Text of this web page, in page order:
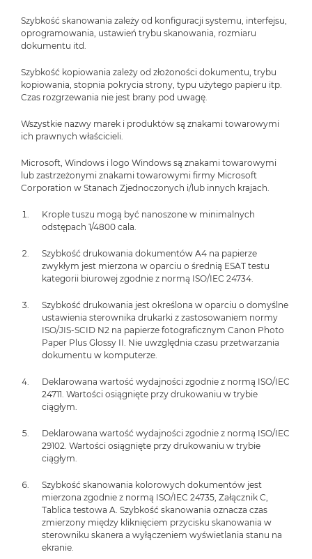
Szybkość skanowania zależy od konfiguracji systemu, interfejsu,
oprogramowania, ustawień trybu skanowania, rozmiaru
dokumentu itd.
Szybkość kopiowania zależy od złożoności dokumentu, trybu
kopiowania, stopnia pokrycia strony, typu użytego papieru itp.
Czas rozgrzewania nie jest brany pod uwagę.
Wszystkie nazwy marek i produktów są znakami towarowymi
ich prawnych właścicieli.
Microsoft, Windows i logo Windows są znakami towarowymi
lub zastrzeżonymi znakami towarowymi firmy Microsoft
Corporation w Stanach Zjednoczonych i/lub innych krajach.
Krople tuszu mogą być nanoszone w minimalnych
odstępach 1/4800 cala.
Szybkość drukowania dokumentów A4 na papierze
zwykłym jest mierzona w oparciu o średnią ESAT testu
kategorii biurowej zgodnie z normą ISO/IEC 24734.
Szybkość drukowania jest określona w oparciu o domyślne
ustawienia sterownika drukarki z zastosowaniem normy
ISO/JIS-SCID N2 na papierze fotograficznym Canon Photo
Paper Plus Glossy II. Nie uwzględnia czasu przetwarzania
dokumentu w komputerze.
Deklarowana wartość wydajności zgodnie z normą ISO/IEC
24711. Wartości osiągnięte przy drukowaniu w trybie
ciągłym.
Deklarowana wartość wydajności zgodnie z normą ISO/IEC
29102. Wartości osiągnięte przy drukowaniu w trybie
ciągłym.
Szybkość skanowania kolorowych dokumentów jest
mierzona zgodnie z normą ISO/IEC 24735, Załącznik C,
Tablica testowa A. Szybkość skanowania oznacza czas
zmierzony między kliknięciem przycisku skanowania w
sterowniku skanera a wyłączeniem wyświetlania stanu na
ekranie.